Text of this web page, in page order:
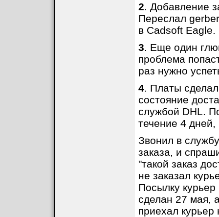
2. Добавление
Переслал
в Cadsoft Eagle.
3. Еще один
проблема
раз нужно
4. Платы
состояние
службой DHL.
течение 4
Звонил в
заказа, и
"такой заказ
не заказал
Посылку курьер
сделан 27 мая,
приехал